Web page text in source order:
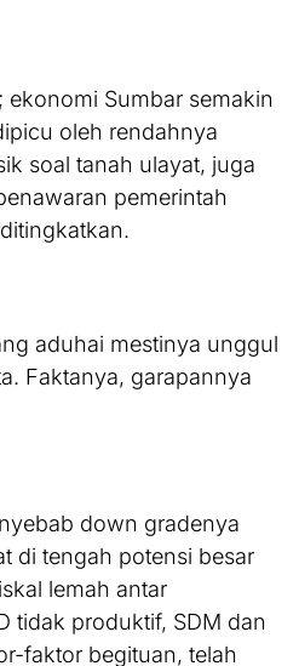
ekonomi Sumbar semakin
oleh rendahnya
soal tanah ulayat, juga
pemerintah
aduhai mestinya unggul
Faktanya, garapannya
down gradenya
di tengah potensi besar
lemah antar
tidak produktif, SDM dan
faktor begituan, telah